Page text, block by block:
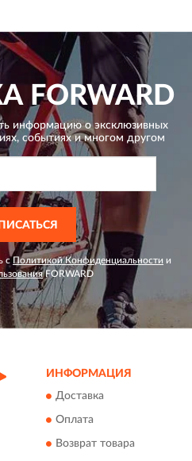
FORWARD
информацию о эксклюзивных
событиях и многом другом
с Политикой Конфиденциальности и
FORWARD
ИНФОРМАЦИЯ
Доставка
Оплата
Возврат товара